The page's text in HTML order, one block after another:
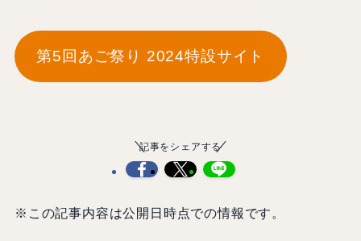
第5回あご祭り 2024特設サイト
記事をシェアする
※この記事内容は公開日時点での情報です。